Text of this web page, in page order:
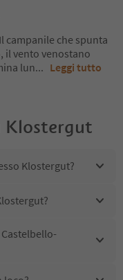
campanile che spunta
il vento venostano
lun... Leggi tutto
Klostergut
Klostergut?